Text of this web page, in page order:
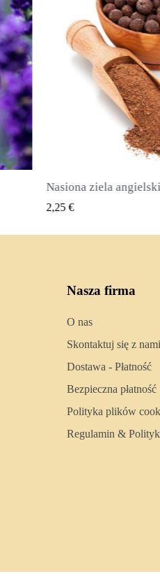
SZYBKI
Nasiona ziela
2,25 €
Nasza firma
O nas
Skontaktuj się z nami
Dostawa - Płatność
Bezpieczna płatność
Polityka plików
Regulamin &